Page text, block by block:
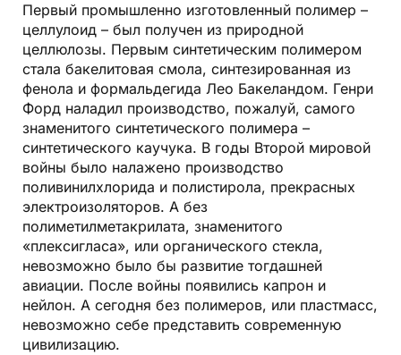
Первый промышленно изготовленный полимер –
целлулоид – был получен из природной
целлюлозы. Первым синтетическим полимером
стала бакелитовая смола, синтезированная из
фенола и формальдегида Лео Бакеландом. Генри
Форд наладил производство, пожалуй, самого
знаменитого синтетического полимера –
синтетического каучука. В годы Второй мировой
войны было налажено производство
поливинилхлорида и полистирола, прекрасных
электроизоляторов. А без
полиметилметакрилата, знаменитого
«плексигласа», или органического стекла,
невозможно было бы развитие тогдашней
авиации. После войны появились капрон и
нейлон. А сегодня без полимеров, или пластмасс,
невозможно себе представить современную
цивилизацию.